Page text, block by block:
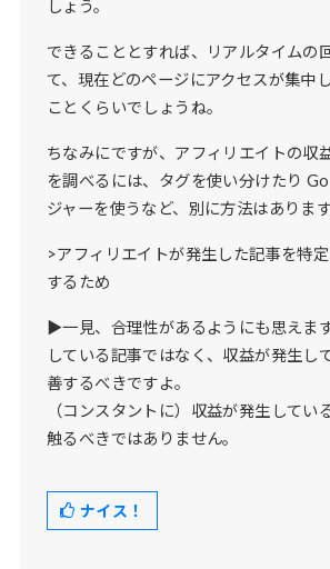
しょう。
できることとすれば、リアルタイムの
て、現在どのページにアクセスが集中
ことくらいでしょうね。
ちなみにですが、アフィリエイトの収
を調べるには、タグを使い分けたり
ジャーを使うなど、別に方法はあります
>アフィリエイトが発生した記事を特
するため
▶一見、合理性があるようにも思えま
している記事ではなく、収益が発生し
善するべきですよ。
（コンスタントに）収益が発生してい
触るべきではありません。
ナイス！